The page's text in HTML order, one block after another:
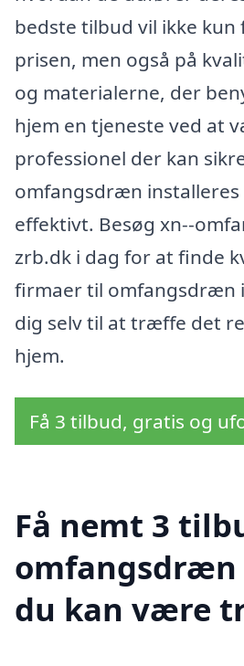
bedste tilbud vil ikke kun
prisen, men også på
og materialerne, der
hjem en tjeneste ved at
professionel der kan
omfangsdræn
effektivt. Besøg xn--
zrb.dk i dag for at finde
firmaer til omfangsdræn
dig selv til at træffe det
hjem.
Få 3 tilbud, gratis og
Få nemt 3
omfangsdræn
du kan være